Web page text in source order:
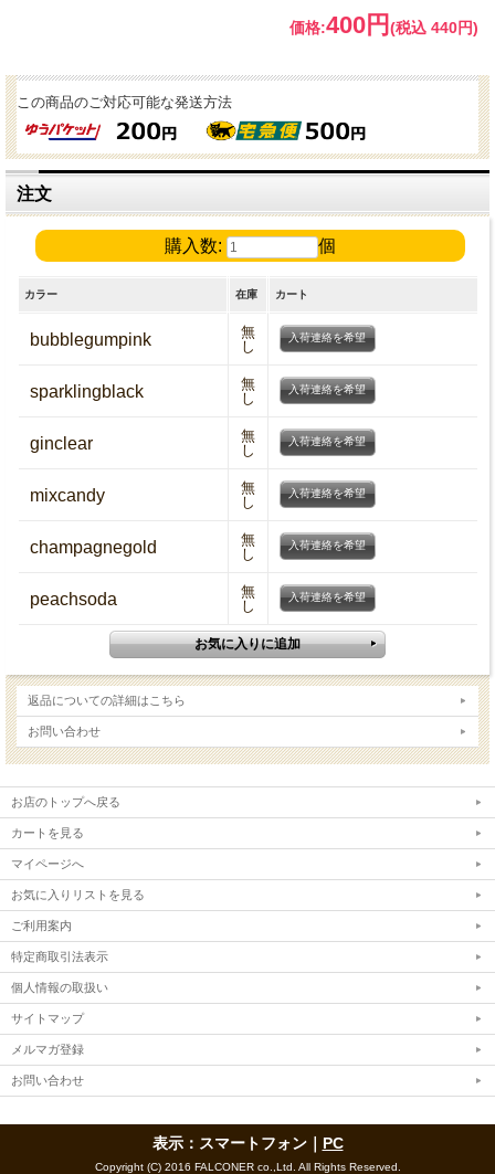
価格:400円 (税込 440円)
この商品のご対応可能な発送方法
注文
購入数: 個
カラー 在庫 カート
bubblegumpink
無
し
入荷連絡を希望
sparklingblack
無
し
入荷連絡を希望
ginclear
無
し
入荷連絡を希望
mixcandy
無
し
入荷連絡を希望
champagnegold
無
し
入荷連絡を希望
peachsoda
無
し
入荷連絡を希望
返品についての詳細はこちら
お問い合わせ
お店のトップへ戻る
カートを見る
マイページへ
お気に入りリストを見る
ご利用案内
特定商取引法表示
個人情報の取扱い
サイトマップ
メルマガ登録
お問い合わせ
表示：スマートフォン｜ PC
Copyright (C) 2016 FALCONER co.,Ltd. All Rights Reserved.